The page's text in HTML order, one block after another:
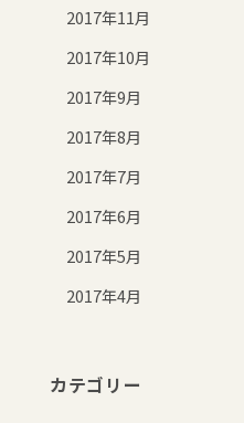
2017年11月
2017年10月
2017年9月
2017年8月
2017年7月
2017年6月
2017年5月
2017年4月
カテゴリー